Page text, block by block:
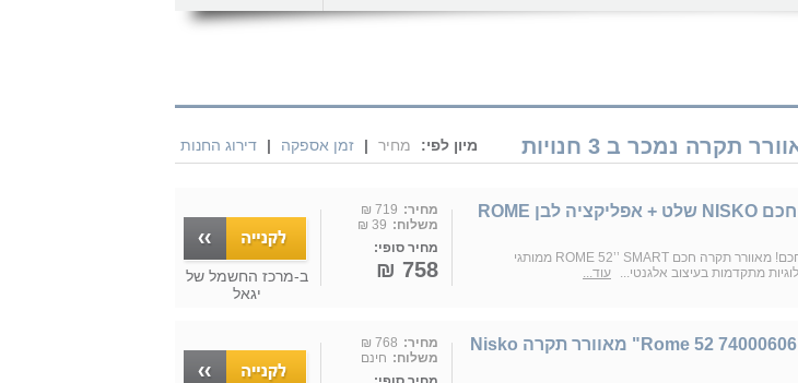
מיון לפי: מחיר | זמן אספקה | דירוג החנות
מאוורר תקרה חכם NISKO שלט + אפליקציה לבן ROME
מתקדמים למאוורר חכם! מאוורר תקרה חכם ROME 52’’ SMART ממותגי
עוד...
מחיר: 719 ₪
משלוח: 39 ₪
מחיר סופי:
758 ₪ ב-מרכז החשמל של
יגאל
‏מאוורר תקרה 74000606 Rome 52" מאוורר תקרה Nisko
מחיר: 768 ₪
משלוח: חינם